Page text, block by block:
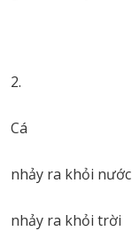
Cá
nhảy ra khỏi nước
nhảy ra khỏi trời